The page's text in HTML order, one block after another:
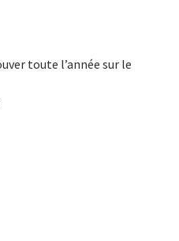
toute l’année sur le